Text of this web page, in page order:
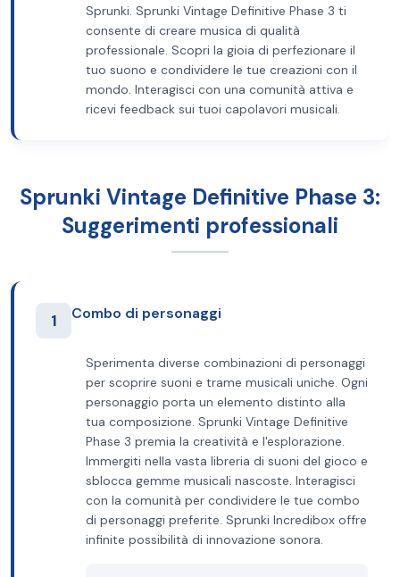
Sprunki. Sprunki Vintage Definitive Phase 3 ti
consente di creare musica di qualità
professionale. Scopri la gioia di perfezionare il
tuo suono e condividere le tue creazioni con il
mondo. Interagisci con una comunità attiva e
ricevi feedback sui tuoi capolavori musicali.
Sprunki Vintage Definitive Phase 3:
Suggerimenti professionali
1 Combo di personaggi
Sperimenta diverse combinazioni di personaggi
per scoprire suoni e trame musicali uniche. Ogni
personaggio porta un elemento distinto alla
tua composizione. Sprunki Vintage Definitive
Phase 3 premia la creatività e l'esplorazione.
Immergiti nella vasta libreria di suoni del gioco e
sblocca gemme musicali nascoste. Interagisci
con la comunità per condividere le tue combo
di personaggi preferite. Sprunki Incredibox offre
infinite possibilità di innovazione sonora.